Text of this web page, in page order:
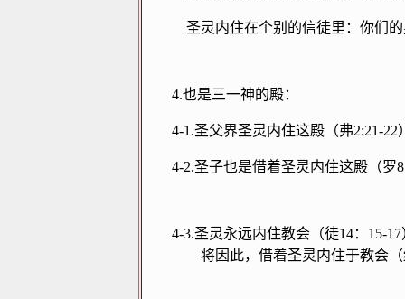
圣灵内住在个别的信徒里：你们
4.也是三一神的殿：
4-1.圣父界圣灵内住这殿（弗2:21-22
4-2.圣子也是借着圣灵内住这殿（罗8
4-3.圣灵永远内住教会（徒14： 15-17
将因此，借着圣灵内住于教会